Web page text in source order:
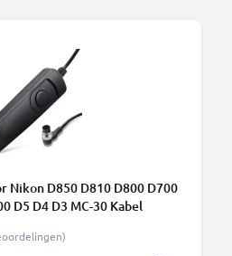
Nikon D850 D810 D800 D700
D5 D4 D3 MC-30 Kabel